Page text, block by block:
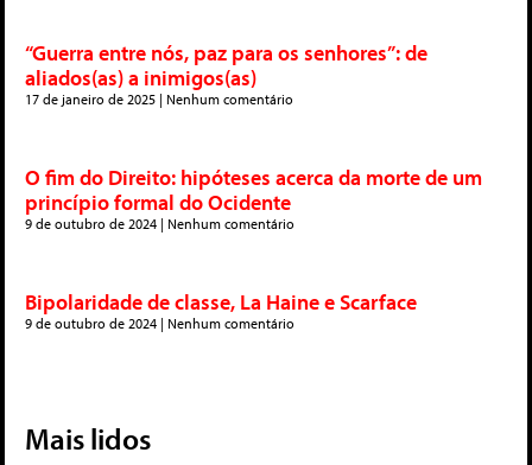
“Guerra entre nós, paz para os senhores”: de
aliados(as) a inimigos(as)
17 de janeiro de 2025 Nenhum comentário
O fim do Direito: hipóteses acerca da morte de um
princípio formal do Ocidente
9 de outubro de 2024 Nenhum comentário
Bipolaridade de classe, La Haine e Scarface
9 de outubro de 2024 Nenhum comentário
Mais lidos